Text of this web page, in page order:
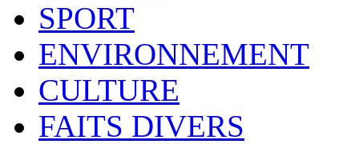
SPORT
ENVIRONNEMENT
CULTURE
FAITS DIVERS